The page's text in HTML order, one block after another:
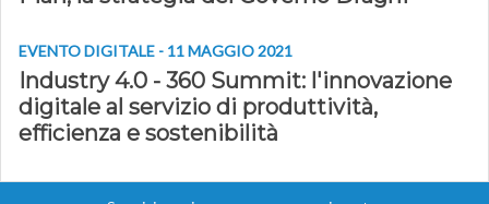
EVENTO DIGITALE - 11 MAGGIO 2021
Industry 4.0 - 360 Summit: l'innovazione
digitale al servizio di produttività,
efficienza e sostenibilità